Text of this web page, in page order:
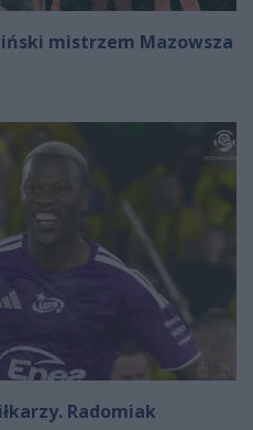
mistrzem Mazowsza
Radomiak